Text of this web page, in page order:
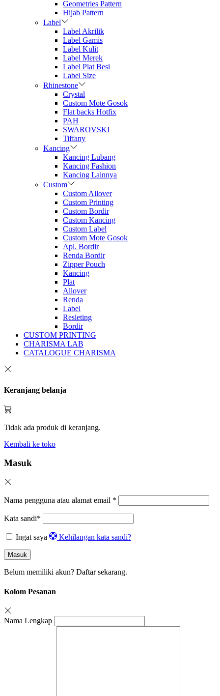
Geometries Pattern
Hijab Pattern
Label
Label Akrilik
Label Gamis
Label Kulit
Label Merek
Label Plat Besi
Label Size
Rhinestone
Crystal
Custom Mote Gosok
Flat backs Hotfix
PAH
SWAROVSKI
Tiffany
Kancing
Kancing Lubang
Kancing Fashion
Kancing Lainnya
Custom
Custom Allover
Custom Printing
Custom Bordir
Custom Kancing
Custom Label
Custom Mote Gosok
Apl. Bordir
Renda Bordir
Zipper Pouch
Kancing
Plat
Allover
Renda
Label
Resleting
Bordir
CUSTOM PRINTING
CHARISMA LAB
CATALOGUE CHARISMA
Keranjang belanja
Tidak ada produk di keranjang.
Kembali ke toko
Masuk
Nama pengguna atau alamat email *
Kata sandi*
Ingat saya Kehilangan kata sandi?
Masuk
Belum memiliki akun? Daftar sekarang.
Kolom Pesanan
Nama Lengkap